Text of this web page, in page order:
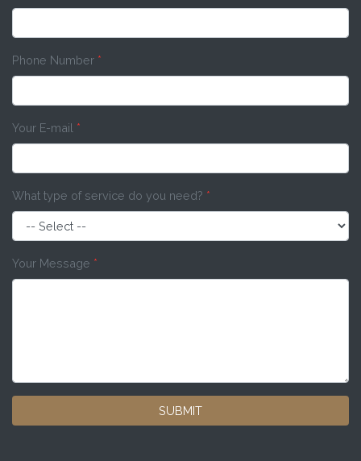
Phone Number *
Your E-mail *
What type of service do you need? *
Your Message *
SUBMIT